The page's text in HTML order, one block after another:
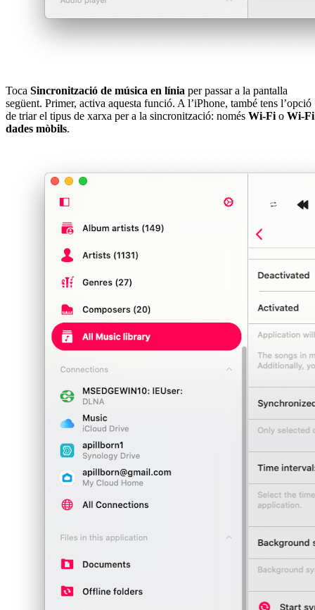
Toca Sincronització de música en línia per passar a la pantalla
següent. Primer, activa aquesta funció. A l’iPhone, també tens l’opció
de triar el tipus de xarxa per a la sincronització: només Wi-Fi o Wi-
dades mòbils.